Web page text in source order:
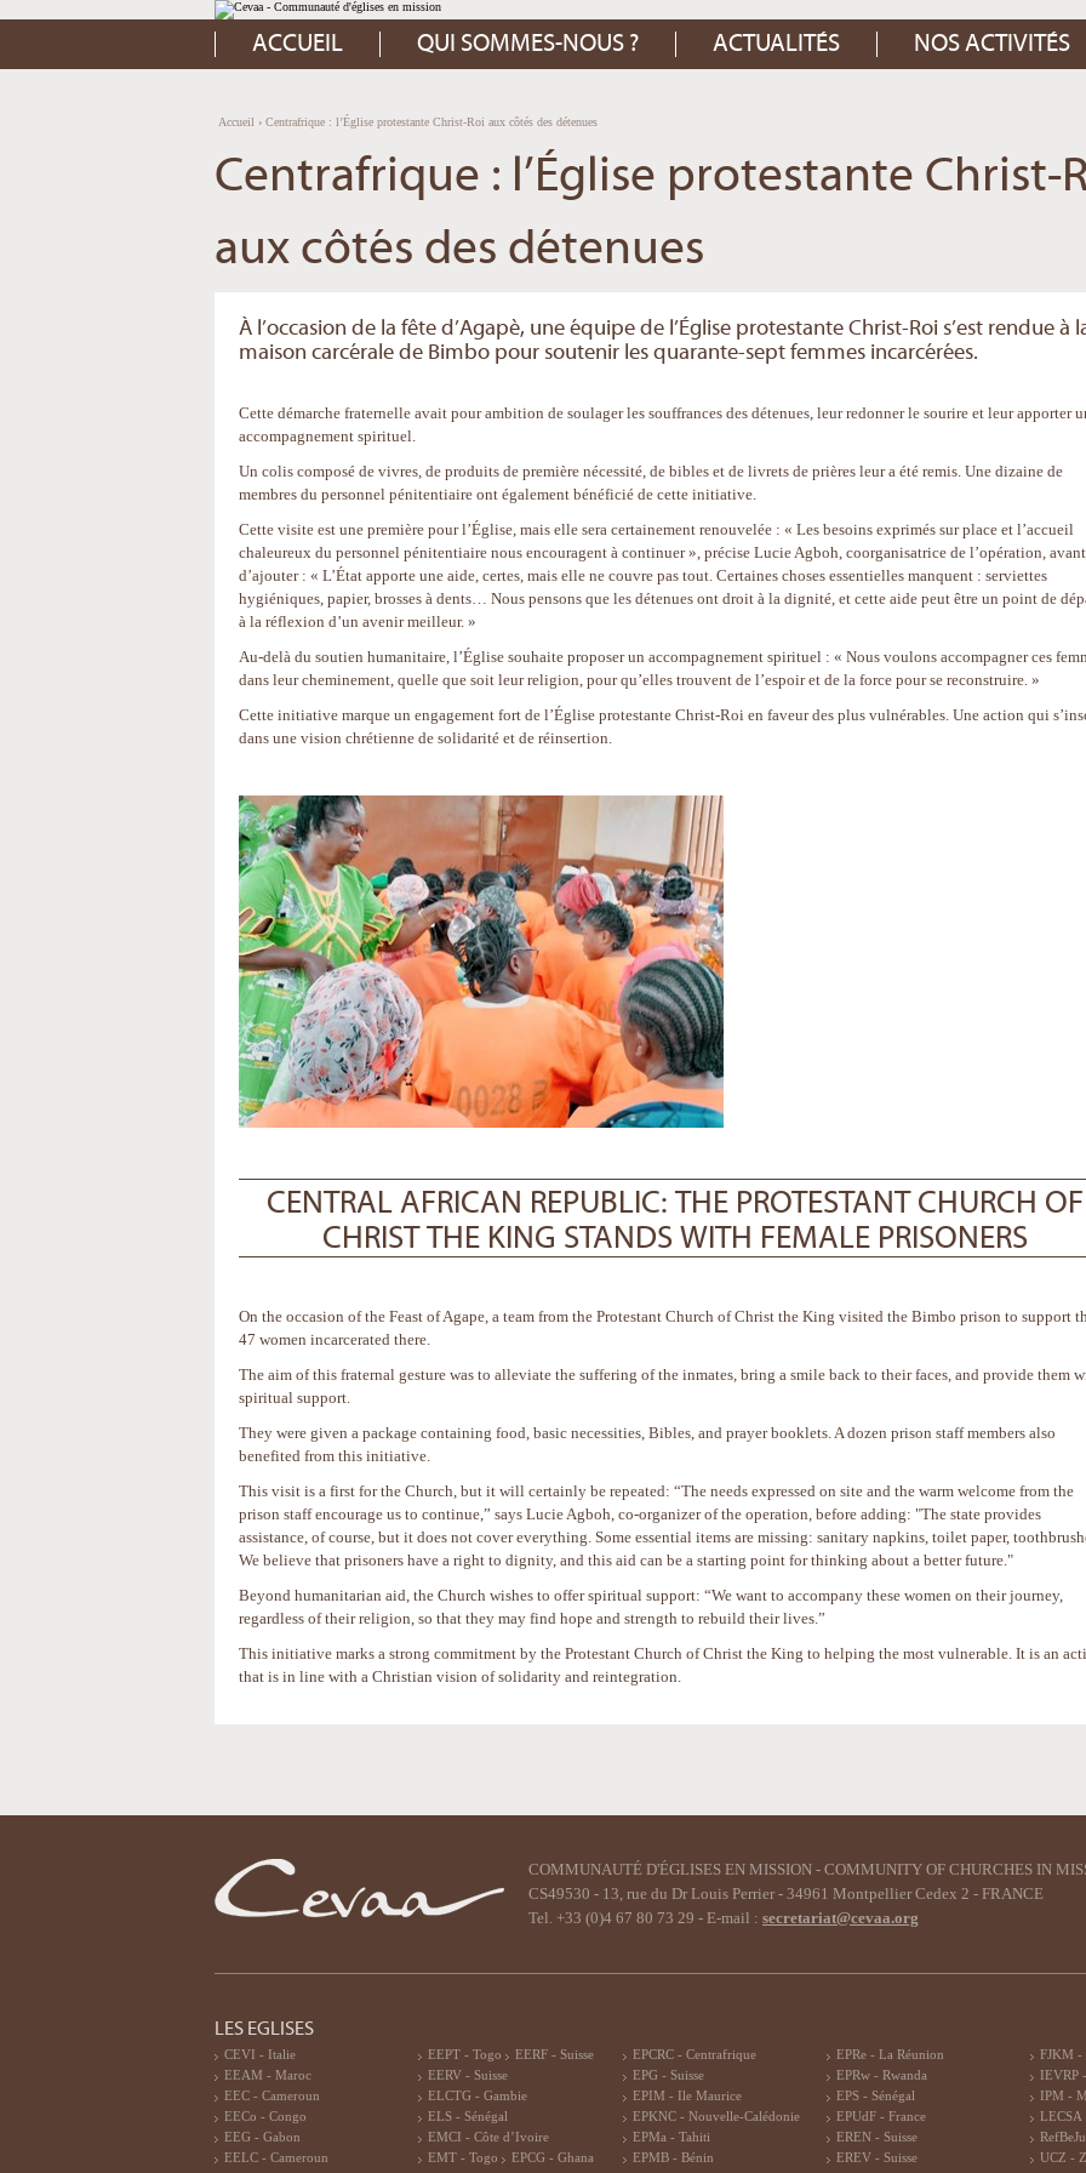
Aller
au
contenu.
Aller
à
Outils
personnels
ACCUEIL QUI SOMMES-NOUS ? ACTUALITÉS NOS ACTIVITÉS
Accueil › Centrafrique : l’Église protestante Christ-Roi aux côtés des détenues
Centrafrique : l’Église protestante Christ-
aux côtés des détenues
À l’occasion de la fête d’Agapè, une équipe de l’Église protestante Christ-Roi s’est rendue à
maison carcérale de Bimbo pour soutenir les quarante-sept femmes incarcérées.
Cette démarche fraternelle avait pour ambition de soulager les souffrances des détenues, leur redonner le sourire et leur apporter
accompagnement spirituel.
Un colis composé de vivres, de produits de première nécessité, de bibles et de livrets de prières leur a été remis. Une dizaine de
membres du personnel pénitentiaire ont également bénéficié de cette initiative.
Cette visite est une première pour l’Église, mais elle sera certainement renouvelée : « Les besoins exprimés sur place et l’accueil
chaleureux du personnel pénitentiaire nous encouragent à continuer », précise Lucie Agboh, coorganisatrice de l’opération, avant
d’ajouter : « L’État apporte une aide, certes, mais elle ne couvre pas tout. Certaines choses essentielles manquent : serviettes
hygiéniques, papier, brosses à dents… Nous pensons que les détenues ont droit à la dignité, et cette aide peut être un point de
à la réflexion d’un avenir meilleur. »
Au-delà du soutien humanitaire, l’Église souhaite proposer un accompagnement spirituel : « Nous voulons accompagner ces
dans leur cheminement, quelle que soit leur religion, pour qu’elles trouvent de l’espoir et de la force pour se reconstruire. »
Cette initiative marque un engagement fort de l’Église protestante Christ-Roi en faveur des plus vulnérables. Une action qui
dans une vision chrétienne de solidarité et de réinsertion.
CENTRAL AFRICAN REPUBLIC: THE PROTESTANT CHURCH OF
CHRIST THE KING STANDS WITH FEMALE PRISONERS
On the occasion of the Feast of Agape, a team from the Protestant Church of Christ the King visited the Bimbo prison to support
47 women incarcerated there.
The aim of this fraternal gesture was to alleviate the suffering of the inmates, bring a smile back to their faces, and provide them
spiritual support.
They were given a package containing food, basic necessities, Bibles, and prayer booklets. A dozen prison staff members also
benefited from this initiative.
This visit is a first for the Church, but it will certainly be repeated: “The needs expressed on site and the warm welcome from the
prison staff encourage us to continue,” says Lucie Agboh, co-organizer of the operation, before adding: "The state provides
assistance, of course, but it does not cover everything. Some essential items are missing: sanitary napkins, toilet paper,
We believe that prisoners have a right to dignity, and this aid can be a starting point for thinking about a better future."
Beyond humanitarian aid, the Church wishes to offer spiritual support: “We want to accompany these women on their journey,
regardless of their religion, so that they may find hope and strength to rebuild their lives.”
This initiative marks a strong commitment by the Protestant Church of Christ the King to helping the most vulnerable. It is an
that is in line with a Christian vision of solidarity and reintegration.
document
COMMUNAUTÉ D'ÉGLISES EN MISSION - COMMUNITY OF CHURCHES IN
CS49530 - 13, rue du Dr Louis Perrier - 34961 Montpellier Cedex 2 - FRANCE
Tel. +33 (0)4 67 80 73 29 - E-mail : secretariat@cevaa.org
LES EGLISES
CEVI - Italie
EEAM - Maroc
EEC - Cameroun
EECo - Congo
EEG - Gabon
EELC - Cameroun
EEPT - Togo
EERF - Suisse
EERV - Suisse
ELCTG - Gambie
ELS - Sénégal
EMCI - Côte d’Ivoire
EMT - Togo
EPCG - Ghana
EPCRC - Centrafrique
EPG - Suisse
EPIM - Ile Maurice
EPKNC - Nouvelle-Calédonie
EPMa - Tahiti
EPMB - Bénin
EPRe - La Réunion
EPRw - Rwanda
EPS - Sénégal
EPUdF - France
EREN - Suisse
EREV - Suisse
FJKM -
IEVRP
IPM -
LECSA
UCZ -